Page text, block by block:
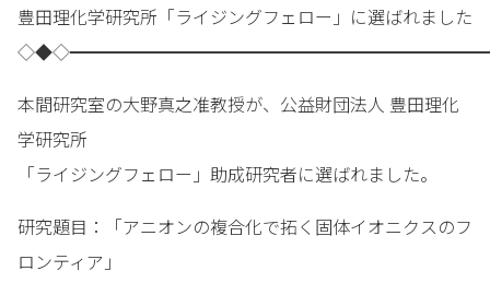
豊田理化学研究所「ライジングフェロー」に選ばれました
本間研究室の大野真之准教授が、公益財団法人 豊田理化
学研究所
「ライジングフェロー」助成研究者に選ばれました。
研究題目：「アニオンの複合化で拓く固体イオニクスのフ
ロンティア」